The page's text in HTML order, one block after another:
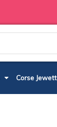
Corse Jewett